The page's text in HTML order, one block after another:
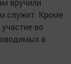
вручили
служит. Кроме
во
в